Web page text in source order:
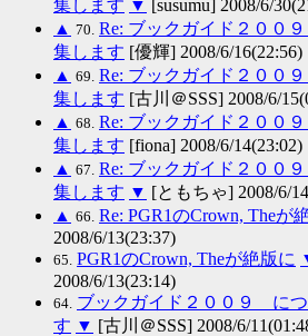
集します ▼ [susumu] 2008/6/
▲ 70. Re: ブックガイド２００
集します [優輝] 2008/6/16(22:56)
▲ 69. Re: ブックガイド２００
集します [古川＠SSS] 2008/6/
▲ 68. Re: ブックガイド２００
集します [fiona] 2008/6/14(23:02)
▲ 67. Re: ブックガイド２００
集します ▼ [ともちゃ] 2008/6/
▲ 66. Re: PGR1のCrown, Theが
2008/6/13(23:37)
65. PGR1のCrown, Theが絶版に
2008/6/13(23:14)
64. ブックガイド２００９ につ
す ▼ [古川＠SSS] 2008/6/